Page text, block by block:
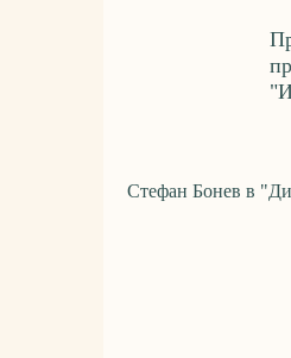
Стефан Бонев в